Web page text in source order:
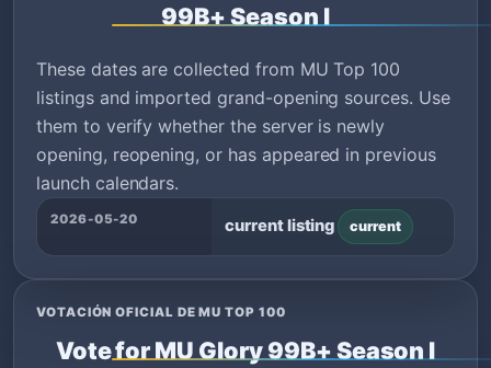
99B+ Season I
These dates are collected from MU Top 100
listings and imported grand-opening sources. Use
them to verify whether the server is newly
opening, reopening, or has appeared in previous
launch calendars.
2026-05-20 current listing current
VOTACIÓN OFICIAL DE MU TOP 100
Vote for MU Glory 99B+ Season I